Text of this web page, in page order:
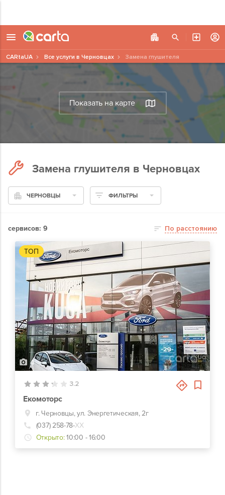
Показать на карте
CARtaUA Все услуги в Черновцах Замена глушителя
Замена глушителя в Черновцах
ЧЕРНОВЦЫ ФИЛЬТРЫ
сервисов: 9 По расстоянию
ТОП
4
3.2
Екомоторс
г. Черновцы, ул. Энергетическая, 2г
(037) 258-78-ХХ
Открыто: 10:00 - 16:00